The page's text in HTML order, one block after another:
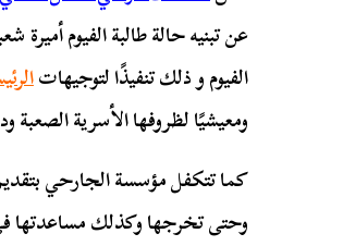
عن تبنيه حالة طالبة الفيوم أميرة
الفيوم و ذلك تنفيذًا لتوجيهات
ومعيشيًا لظروفها الأسرية الصعبة
كما تتكفل مؤسسة الجارحي بتقديم
وحتى تخرجها وكذلك مساعدتها